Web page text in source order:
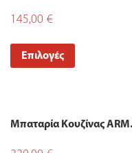
145,00 €
Επιλογές
Μπαταρία Κουζίνας